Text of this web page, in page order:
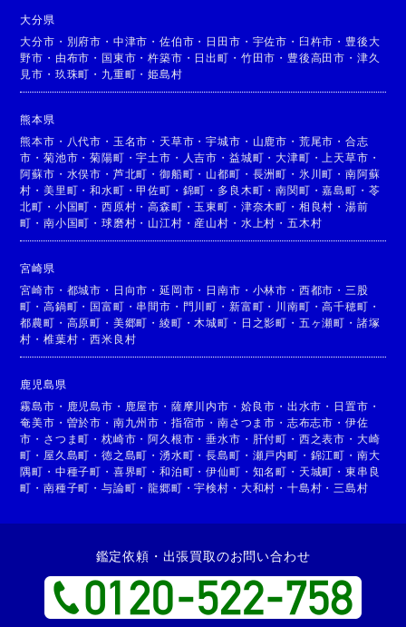
大分県
大分市 ・ 別府市 ・ 中津市 ・佐伯市 ・ 日田市 ・ 宇佐市 ・ 臼杵市 ・ 豊後大
野市 ・ 由布市 ・ 国東市 ・杵築市 ・ 日出町 ・ 竹田市 ・ 豊後高田市 ・ 津久
見市 ・ 玖珠町 ・ 九重町 ・姫島村
熊本県
熊本市 ・ 八代市 ・ 玉名市 ・ 天草市 ・宇城市 ・ 山鹿市 ・ 荒尾市 ・ 合志
市 ・菊池市 ・菊陽町 ・宇土市 ・ 人吉市 ・ 益城町 ・大津町 ・ 上天草市 ・
阿蘇市 ・ 水俣市 ・ 芦北町 ・御船町 ・ 山都町 ・ 長洲町 ・ 氷川町 ・ 南阿蘇
村 ・美里町 ・和水町 ・甲佐町 ・ 錦町 ・ 多良木町 ・南関町 ・嘉島町 ・ 苓
北町 ・ 小国町 ・西原村 ・高森町 ・ 玉東町 ・ 津奈木町 ・ 相良村 ・ 湯前
町 ・南小国町 ・球磨村 ・ 山江村 ・ 産山村 ・ 水上村 ・ 五木村
宮崎県
宮崎市 ・ 都城市 ・ 日向市 ・延岡市 ・ 日南市 ・ 小林市 ・ 西都市 ・ 三股
町 ・高鍋町 ・ 国富町 ・ 串間市 ・ 門川町 ・ 新富町 ・ 川南町 ・高千穂町 ・
都農町 ・ 高原町 ・ 美郷町 ・綾町 ・ 木城町 ・ 日之影町 ・ 五ヶ瀬町 ・ 諸塚
村 ・椎葉村 ・西米良村
鹿児島県
霧島市 ・ 鹿児島市 ・ 鹿屋市 ・ 薩摩川内市 ・ 姶良市 ・ 出水市 ・ 日置市 ・
奄美市 ・ 曽於市 ・ 南九州市 ・ 指宿市 ・南さつま市 ・ 志布志市 ・ 伊佐
市 ・ さつま町 ・枕崎市 ・阿久根市 ・垂水市 ・ 肝付町 ・ 西之表市 ・ 大崎
町 ・ 屋久島町 ・徳之島町 ・湧水町 ・長島町 ・ 瀬戸内町 ・ 錦江町 ・ 南大
隅町 ・ 中種子町 ・ 喜界町 ・和泊町 ・伊仙町 ・ 知名町 ・ 天城町 ・ 東串良
町 ・南種子町 ・与論町 ・龍郷町 ・宇検村 ・ 大和村 ・ 十島村 ・ 三島村
鑑定依頼・出張買取のお問い合わせ